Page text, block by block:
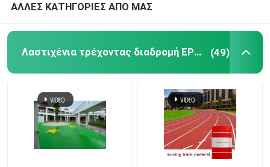
Ακρυλική αθλητική δαπέδωση
Τεχνητά εξαρτήματα χορτοταπήτων
Ηλεκτρικά μηχανήματα κατασκευής
Αθλητική δαπέδωση PVC
ΑΛΛΕΣ ΚΑΤΗΓΟΡΙΕΣ ΑΠΟ ΜΑΣ
Λαστιχένια τρέχοντας διαδρομή EPDM (49)